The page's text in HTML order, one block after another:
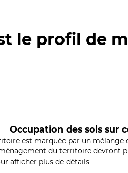
le profil de
Occupation des sols sur
est marquée par un mélange
du territoire devront
afficher plus de détails